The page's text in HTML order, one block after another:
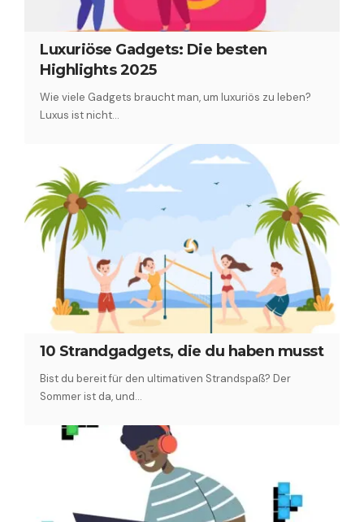
Luxuriöse Gadgets: Die besten
Highlights 2025
Wie viele Gadgets braucht man, um luxuriös zu leben?
Luxus ist nicht…
10 Strandgadgets, die du haben musst
Bist du bereit für den ultimativen Strandspaß? Der
Sommer ist da, und…